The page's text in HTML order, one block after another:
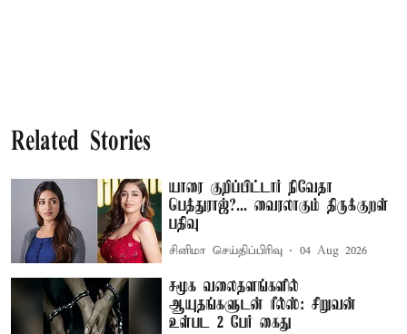
Related Stories
யாரை குறிப்பிட்டார் நிவேதா
பெத்துராஜ்?... வைரலாகும் திருக்குறள்
பதிவு
சினிமா செய்திப்பிரிவு 04 Aug 2026
சமூக வலைதளங்களில்
ஆயுதங்களுடன் ரீல்ஸ்: சிறுவன்
உள்பட 2 பேர் கைது